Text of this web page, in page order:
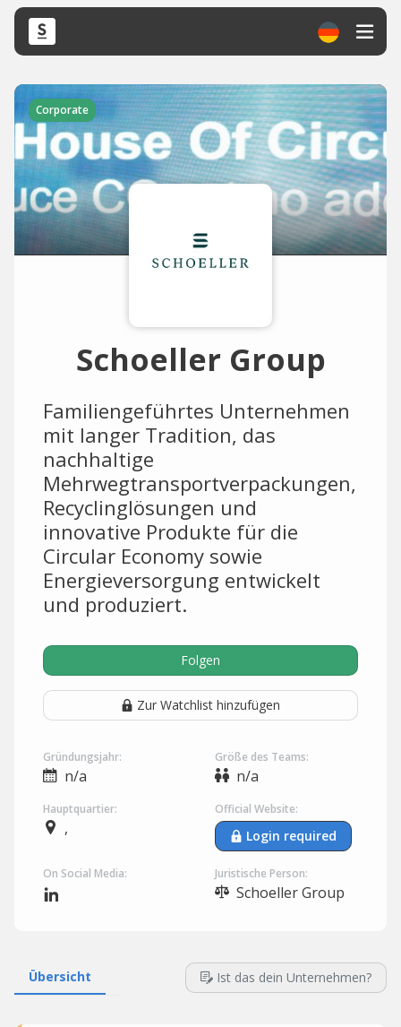
Corporate
Schoeller Group
Familiengeführtes Unternehmen
mit langer Tradition, das
nachhaltige
Mehrwegtransportverpackungen,
Recyclinglösungen und
innovative Produkte für die
Circular Economy sowie
Energieversorgung entwickelt
und produziert.
Folgen
Zur Watchlist hinzufügen
Gründungsjahr:
n/a
Größe des Teams:
n/a
Hauptquartier:
,
Official Website:
Login required
On Social Media: Juristische Person:
Schoeller Group
Übersicht Ist das dein Unternehmen?